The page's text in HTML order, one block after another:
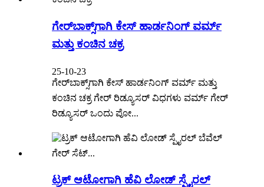
ಗೇರ್‌ಬಾಕ್ಸ್‌ಗಾಗಿ ಕೇಸ್ ಹಾರ್ಡನಿಂಗ್ ವರ್ಮ್
ಮತ್ತು ಕಂಚಿನ ಚಕ್ರ
25-10-23
ಗೇರ್‌ಬಾಕ್ಸ್‌ಗಾಗಿ ಕೇಸ್ ಹಾರ್ಡನಿಂಗ್ ವರ್ಮ್ ಮತ್ತು
ಕಂಚಿನ ಚಕ್ರ ಗೇರ್ ರಿಡ್ಯೂಸರ್ ವಿಧಗಳು ವರ್ಮ್ ಗೇರ್
ರಿಡ್ಯೂಸರ್ ಒಂದು ಪೋ...
ಟ್ರಕ್ ಆಟೋಗಾಗಿ ಹೆವಿ ಲೋಡ್ ಸ್ಪೈರಲ್